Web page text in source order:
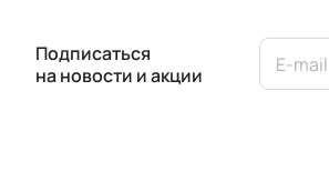
Подписаться
на новости и акции